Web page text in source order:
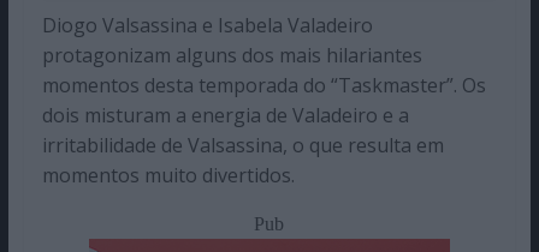
Diogo Valsassina e Isabela Valadeiro
protagonizam alguns dos mais hilariantes
momentos desta temporada do “Taskmaster”. Os
dois misturam a energia de Valadeiro e a
irritabilidade de Valsassina, o que resulta em
momentos muito divertidos.
Pub